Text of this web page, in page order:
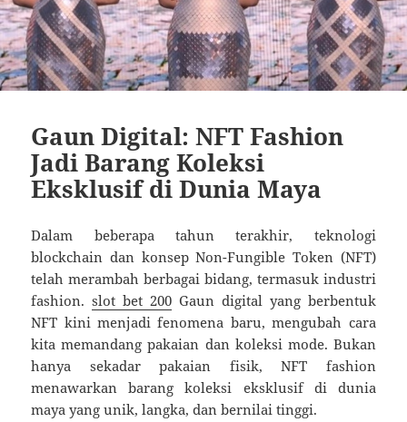
Gaun Digital: NFT Fashion
Jadi Barang Koleksi
Eksklusif di Dunia Maya
Dalam beberapa tahun terakhir, teknologi
blockchain dan konsep Non-Fungible Token (NFT)
telah merambah berbagai bidang, termasuk industri
fashion.slot bet 200 Gaun digital yang berbentuk
NFT kini menjadi fenomena baru, mengubah cara
kita memandang pakaian dan koleksi mode. Bukan
hanya sekadar pakaian fisik, NFT fashion
menawarkan barang koleksi eksklusif di dunia
maya yang unik, langka, dan bernilai tinggi.